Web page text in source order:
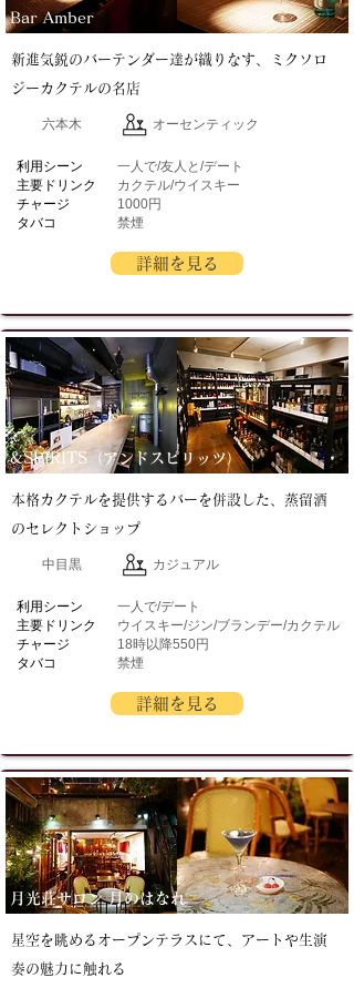
Bar Amber
新進気鋭のバーテンダー達が織りなす、ミクソロ
ジーカクテルの名店
六本木 オーセンティック
​利用シーン
主要ドリンク
チャージ
タバコ
一人で/友人と/デート
カクテル/ウイスキー
1000円
禁煙
詳細を見る
&SPIRITS（アンドスピリッツ）
本格カクテルを提供するバーを併設した、蒸留酒
のセレクトショップ
中目黒 カジュアル
​利用シーン
主要ドリンク
チャージ
タバコ
一人で/デート
ウイスキー/ジン/ブランデー/カクテル
18時以降550円
禁煙
詳細を見る
月光荘サロン 月のはなれ
星空を眺めるオープンテラスにて、アートや生演
奏の魅力に触れる